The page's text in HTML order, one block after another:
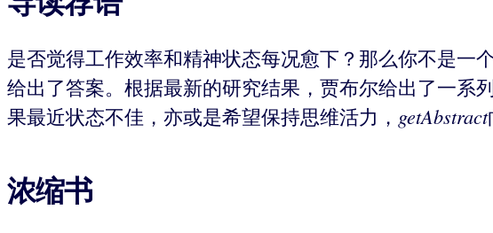
是否觉得工作效率和精神状态每况愈下？那么你不是一
给出了答案。根据最新的研究结果，贾布尔给出了一系
果最近状态不佳，亦或是希望保持思维活力， getAbstract
浓缩书